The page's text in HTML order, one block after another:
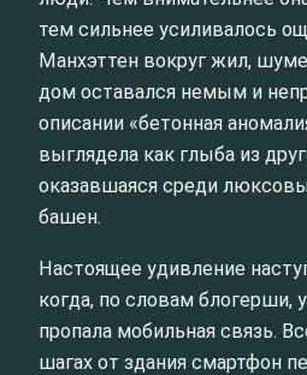
тем сильнее усиливалось
Манхэттен вокруг жил,
дом оставался немым и
описании «бетонная
выглядела как глыба из
оказавшаяся среди
башен.
Настоящее удивление
когда, по словам блогерши,
пропала мобильная связь.
шагах от здания смартфон